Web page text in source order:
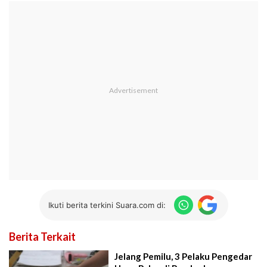
Ikuti berita terkini Suara.com di:
Berita Terkait
Jelang Pemilu, 3 Pelaku Pengedar